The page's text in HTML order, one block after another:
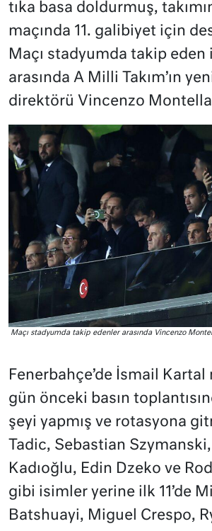
tıka basa doldurmuş,
maçında 11. galibiyet için
Maçı stadyumda takip eden
arasında A Milli Takım’ın
direktörü Vincenzo Montella
Maçı stadyumda takip edenler arasında Vincenzo
Fenerbahçe’de İsmail
gün önceki basın
şeyi yapmış ve rotasyona
Tadic, Sebastian
Kadıoğlu, Edin Dzeko ve
gibi isimler yerine ilk 11’de
Batshuayi, Miguel Crespo,